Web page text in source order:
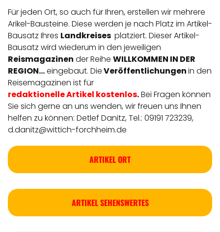
Für jeden Ort, so auch für Ihren, erstellen wir mehrere
Arikel-Bausteine. Diese werden je nach Platz im Artikel-
Bausatz Ihres Landkreises platziert. Dieser Artikel-
Bausatz wird wiederum in den jeweiligen
Reismagazinen der Reihe WILLKOMMEN IN DER
REGION...eingebaut. DieVeröffentlichungenin den
Reisemagazinen ist für
redaktionelleArtikel kostenlos.Bei Fragen können
Sie sich gerne an uns wenden, wir freuen uns Ihnen
helfen zu können: Detlef Danitz, Tel.: 09191 723239,
d.danitz@wittich-forchheim.de
ARTIKEL ORT
ARTIKEL SEHENSWERTES